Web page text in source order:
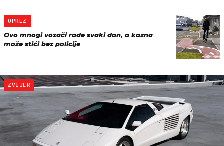
OPREZ
Ovo mnogi vozači rade svaki dan, a kazna
može stići bez policije
ZVIJER